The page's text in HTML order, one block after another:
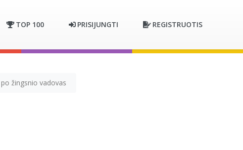
TOP 100 PRISIJUNGTI REGISTRUOTIS
žingsnio vadovas